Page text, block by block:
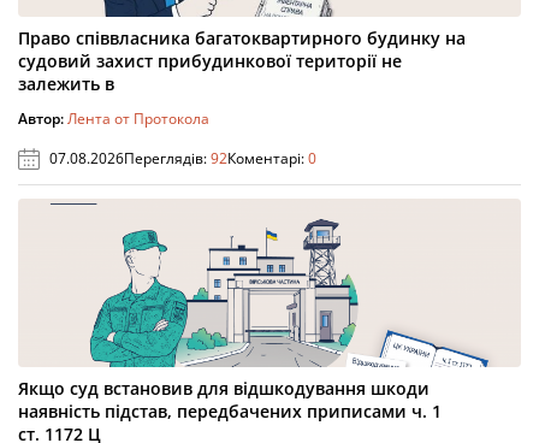
Право співвласника багатоквартирного будинку на
судовий захист прибудинкової території не
залежить в
Автор:Лента от Протокола
07.08.2026Переглядів:92Коментарі:0
Якщо суд встановив для відшкодування шкоди
наявність підстав, передбачених приписами ч. 1
ст. 1172 Ц